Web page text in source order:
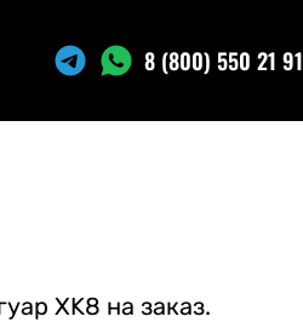
8 (800) 550 21 91
XK8 на заказ.